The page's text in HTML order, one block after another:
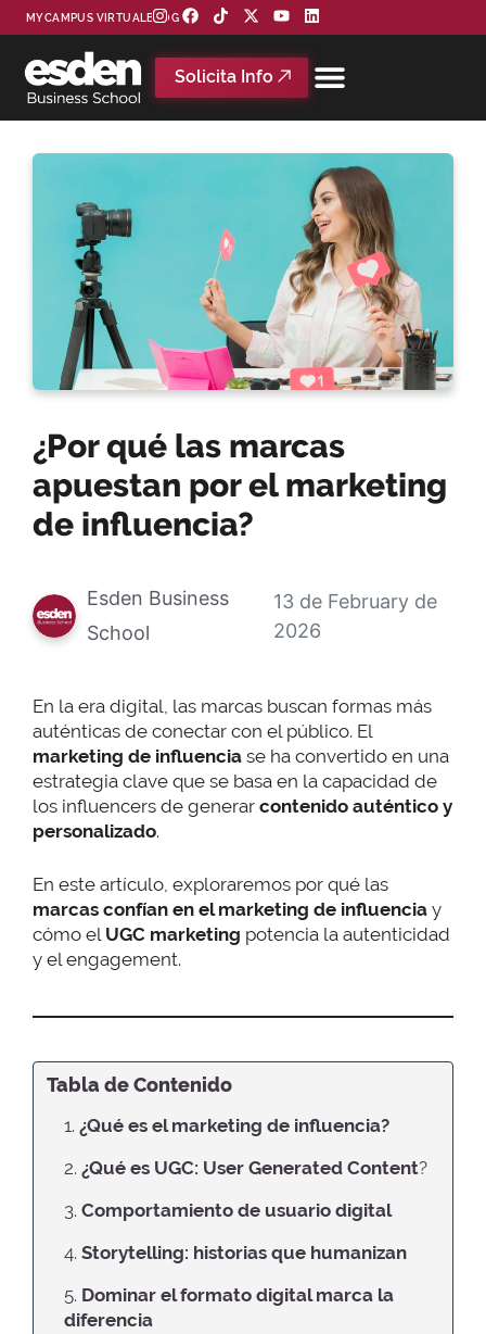
MYCAMPUS VIRTUAL BLOG
Solicita Info
¿Por qué las marcas
apuestan por el marketing
de influencia?
Esden Business
School
13 de February de
2026
En la era digital, las marcas buscan formas más
auténticas de conectar con el público. El
marketing de influencia se ha convertido en una
estrategia clave que se basa en la capacidad de
los influencers de generar contenido auténtico y
personalizado.
En este artículo, exploraremos por qué las
marcas confían en el marketing de influencia y
cómo el UGC marketing potencia la autenticidad
y el engagement.
Tabla de Contenido
1. ¿Qué es el marketing de influencia?
2. ¿Qué es UGC: User Generated Content?
3. Comportamiento de usuario digital
4. Storytelling: historias que humanizan
5. Dominar el formato digital marca la
diferencia